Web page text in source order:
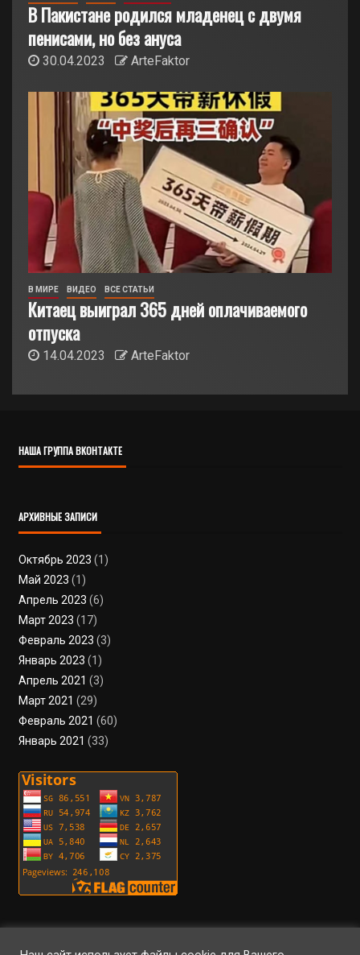
В Пакистане родился младенец с двумя
пенисами, но без ануса
30.04.2023 ArteFaktor
В МИРЕ ВИДЕО ВСЕ СТАТЬИ
Китаец выиграл 365 дней оплачиваемого
отпуска
14.04.2023 ArteFaktor
НАША ГРУППА ВКОНТАКТЕ
АРХИВНЫЕ ЗАПИСИ
Октябрь 2023 (1)
Май 2023 (1)
Апрель 2023 (6)
Март 2023 (17)
Февраль 2023 (3)
Январь 2023 (1)
Апрель 2021 (3)
Март 2021 (29)
Февраль 2021 (60)
Январь 2021 (33)
Условия использования файлов cookie
Вход Регистрация